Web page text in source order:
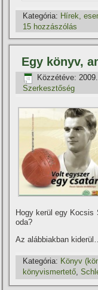
Kategória: Hí­rek,
15 hozzászólás
Egy könyv,
Közzétéve:
Szerkesztőség
Hogy kerül egy Kocsis
oda?
Az alábbiakban
Kategória: Könyv
könyvismertető,